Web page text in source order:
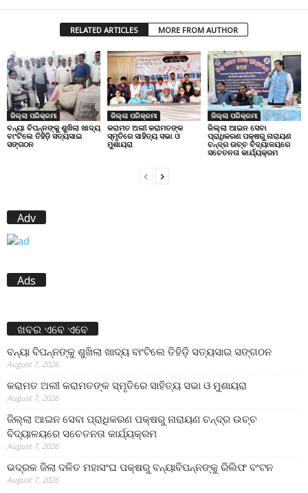
RELATED ARTICLES MORE FROM AUTHOR
ଜିଲ୍ଲା ପରିକ୍ରମା
ବନ୍ୟା ବିପନ୍ନଙ୍କୁ ଶୁଖିଲା ଖାଦ୍ୟ
ବାଂଟିଲେ ତିହିଡି଼ ସତ୍ୟସାଇ
ସଙ୍ଗଠନ
ଜିଲ୍ଲା ପରିକ୍ରମା
କରାମତ ଅଲୀ କରାମତଙ୍କ
ସ୍ମୃତିରେ ସାହିତ୍ୟ ସଭା ଓ
ମୁଶାୟରା
ଜିଲ୍ଲା ପରିକ୍ରମା
ଜିଲ୍ଲା ଆଇନ ସେବା
ପ୍ରାଧିକରଣ ପକ୍ଷରୁ ନାରାୟଣ
ଚନ୍ଦ୍ର ଉଚ୍ଚ ବିଦ୍ୟାଳୟରେ
ସଚେତନତା କାର୍ଯ୍ୟକ୍ରମ
Adv
Ads
ଖବର ଏବେ ଏବେ
ବନ୍ୟା ବିପନ୍ନଙ୍କୁ ଶୁଖିଲା ଖାଦ୍ୟ ବାଂଟିଲେ ତିହିଡି଼ ସତ୍ୟସାଇ ସଙ୍ଗଠନ
August 7, 2026
କରାମତ ଅଲୀ କରାମତଙ୍କ ସ୍ମୃତିରେ ସାହିତ୍ୟ ସଭା ଓ ମୁଶାୟରା
August 7, 2026
ଜିଲ୍ଲା ଆଇନ ସେବା ପ୍ରାଧିକରଣ ପକ୍ଷରୁ ନାରାୟଣ ଚନ୍ଦ୍ର ଉଚ୍ଚ
ବିଦ୍ୟାଳୟରେ ସଚେତନତା କାର୍ଯ୍ୟକ୍ରମ
August 7, 2026
ଭଦ୍ରକ ଜିଲା ଦଳିତ ମହାସଂଘ ପକ୍ଷରୁ ବନ୍ୟାବିପନ୍ନଙ୍କୁ ରିଲିଫ ବଂଟନ
August 7, 2026